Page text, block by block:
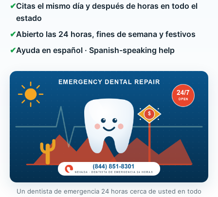
✔Citas el mismo día y después de horas en todo el
estado
✔Abierto las 24 horas, fines de semana y festivos
✔Ayuda en español · Spanish-speaking help
Un dentista de emergencia 24 horas cerca de usted en todo